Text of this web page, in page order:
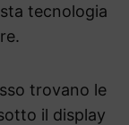
tecnologia
trovano le
il display